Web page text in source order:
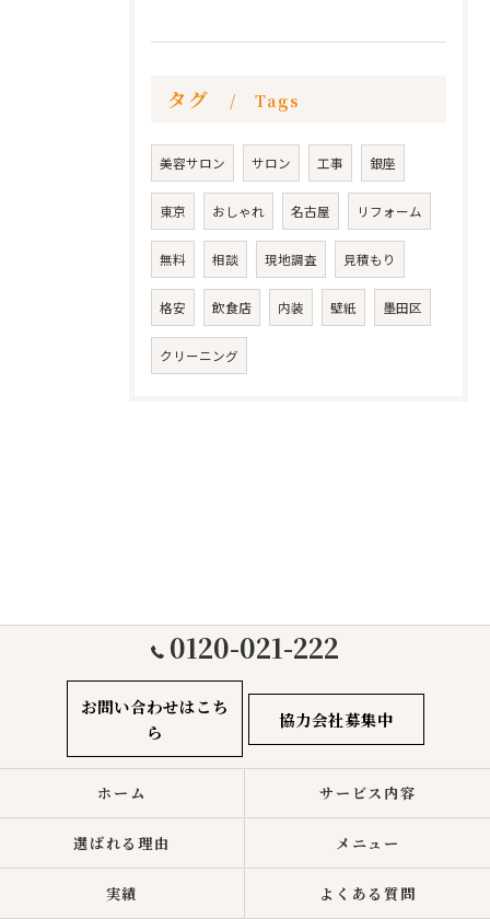
タグ Tags
美容サロン サロン 工事 銀座
東京 おしゃれ 名古屋 リフォーム
無料 相談 現地調査 見積もり
格安 飲食店 内装 壁紙 墨田区
クリーニング
0120-021-222
お問い合わせはこち
ら
協力会社募集中
ホーム サービス内容
選ばれる理由 メニュー
実績 よくある質問